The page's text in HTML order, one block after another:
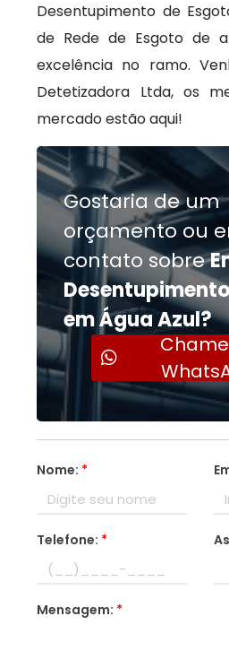
Desentupimento de
de Rede de Esgoto de
excelência no ramo.
Detetizadora Ltda, os
mercado estão aqui!
Gostaria de um
orçamento ou
contato sobre
em Água Azul?
Nome: *
Telefone: *
Mensagem: *